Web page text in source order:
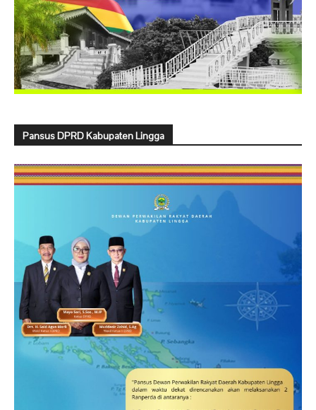
Pansus DPRD Kabupaten Lingga